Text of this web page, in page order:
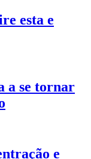
esta e
a se tornar
e